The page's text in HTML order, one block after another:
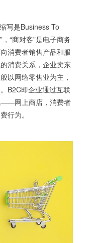
写是Business To
“商对客”是电子商务
消费者销售产品和服
消费关系，企业卖东
以网络零售业为主，
B2C即企业通过互联
——网上商店，消费者
行为。